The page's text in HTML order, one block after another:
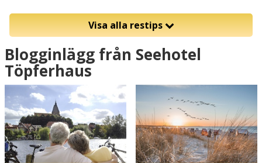
Visa alla restips
Blogginlägg från Seehotel
Töpferhaus